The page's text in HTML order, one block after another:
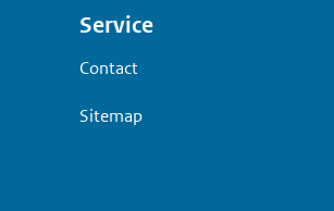
Voet
Service
Contact
Sitemap